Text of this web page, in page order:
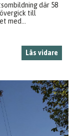
där 58
till
med...
Läs vidare